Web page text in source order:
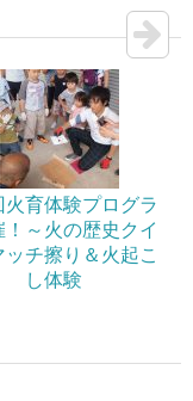
火育体験プログラ
！～火の歴史クイ
ッチ擦り＆火起こ
し体験